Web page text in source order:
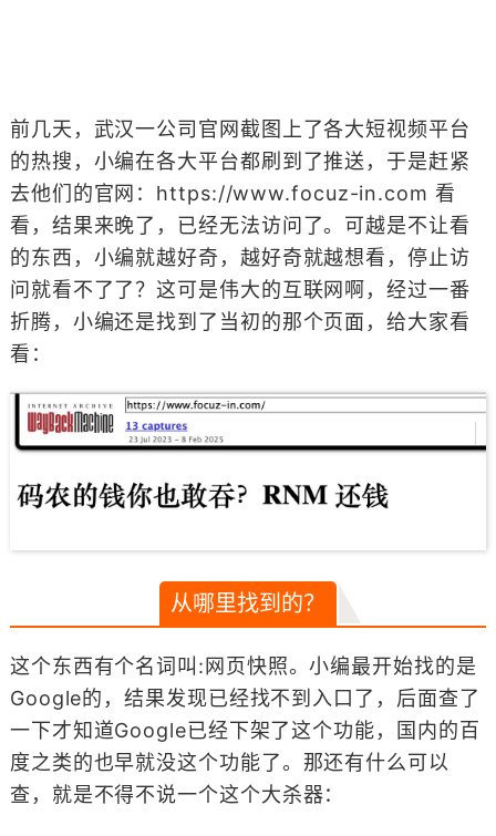
前几天，武汉一公司官网截图上了各大短视频平台
的热搜，小编在各大平台都刷到了推送，于是赶紧
去他们的官网：https://www.focuz-in.com 看
看，结果来晚了，已经无法访问了。可越是不让看
的东西，小编就越好奇，越好奇就越想看，停止访
问就看不了了？这可是伟大的互联网啊，经过一番
折腾，小编还是找到了当初的那个页面，给大家看
看：
从哪里找到的？
这个东西有个名词叫:网页快照。小编最开始找的是
Google的，结果发现已经找不到入口了，后面查了
一下才知道Google已经下架了这个功能，国内的百
度之类的也早就没这个功能了。那还有什么可以
查，就是不得不说一个这个大杀器：